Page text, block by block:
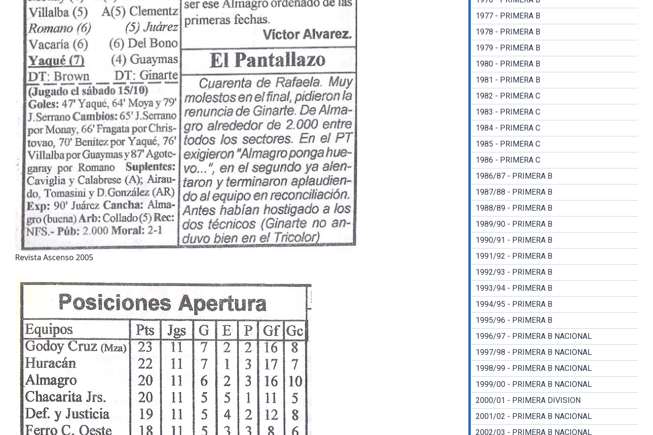
Revista Ascenso 2005
1977 - PRIMERA B
1978 - PRIMERA B
1979 - PRIMERA B
1980 - PRIMERA B
1981 - PRIMERA B
1982 - PRIMERA C
1983 - PRIMERA C
1984 - PRIMERA C
1985 - PRIMERA C
1986 - PRIMERA C
1986/87 - PRIMERA B
1987/88 - PRIMERA B
1988/89 - PRIMERA B
1989/90 - PRIMERA B
1990/91 - PRIMERA B
1991/92 - PRIMERA B
1992/93 - PRIMERA B
1993/94 - PRIMERA B
1994/95 - PRIMERA B
1995/96 - PRIMERA B
1996/97 - PRIMERA B NACIONAL
1997/98 - PRIMERA B NACIONAL
1998/99 - PRIMERA B NACIONAL
1999/00 - PRIMERA B NACIONAL
2000/01 - PRIMERA DIVISION
2001/02 - PRIMERA B NACIONAL
2002/03 - PRIMERA B NACIONAL